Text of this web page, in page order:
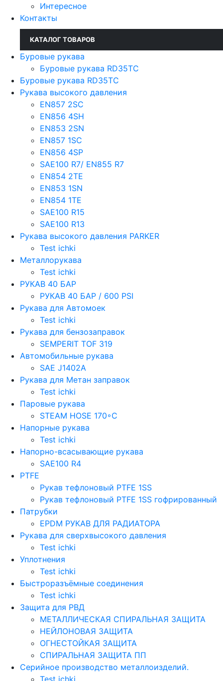
Интересное
Контакты
КАТАЛОГ ТОВАРОВ
Буровые рукава
Буровые рукава RD35TC
Буровые рукава RD35TC
Рукава высокого давления
EN857 2SС
EN856 4SH
EN853 2SN
EN857 1SC
EN856 4SP
SAE100 R7/ EN855 R7
EN854 2TE
EN853 1SN
EN854 1TE
SAE100 R15
SAE100 R13
Рукава высокого давления PARKER
Test ichki
Металлорукава
Test ichki
РУКАВ 40 БАР
РУКАВ 40 БАР / 600 PSI
Рукава для Автомоек
Test ichki
Рукава для бензозаправок
SEMPERIT TOF 319
Автомобильные рукава
SAE J1402A
Рукава для Метан заправок
Test ichki
Паровые рукава
STEAM HOSE 170◦C
Напорные рукава
Test ichki
Напорно-всасывающие рукава
SAE100 R4
PTFE
Рукав тефлоновый PTFE 1SS
Рукав тефлоновый PTFE 1SS гофрированный
Патрубки
EPDM РУКАВ ДЛЯ РАДИАТОРА
Рукава для сверхвысокого давления
Test ichki
Уплотнения
Test ichki
Быстроразъёмные соединения
Test ichki
Защита для РВД
МЕТАЛЛИЧЕСКАЯ СПИРАЛЬНАЯ ЗАЩИТА
НЕЙЛОНОВАЯ ЗАЩИТА
ОГНЕСТОЙКАЯ ЗАЩИТА
СПИРАЛЬНАЯ ЗАЩИТА ПП
Серийное производство металлоизделий.